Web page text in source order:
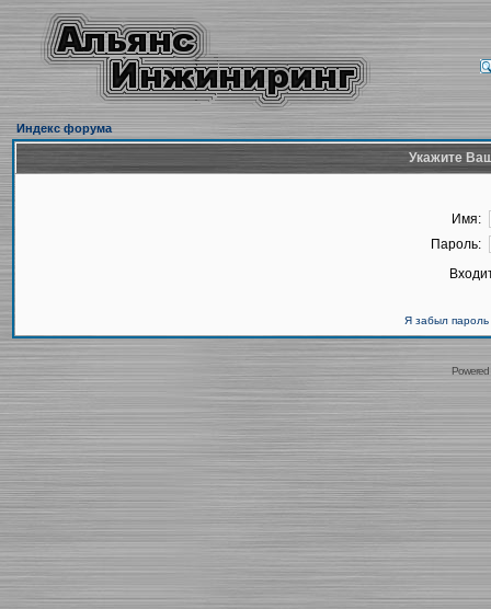
Индекс форума
Укажите
Имя:
Пароль:
Я забыл пароль